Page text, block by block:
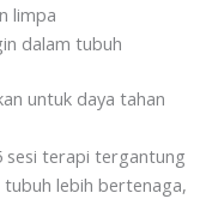
limpa
dalam tubuh
untuk daya tahan
sesi terapi tergantung
tubuh lebih bertenaga,